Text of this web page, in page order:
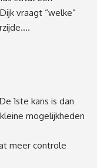
vraagt “welke”
1ste kans is dan
mogelijkheden
meer controle